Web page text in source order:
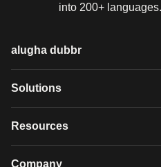
into 200+
alugha dubbr
Overview
Solutions
GDPR video hosting
Resources
Case studies
Company